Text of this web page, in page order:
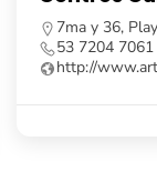
Calle Obispo,
Vieja, Cuba.
53 7862 8091